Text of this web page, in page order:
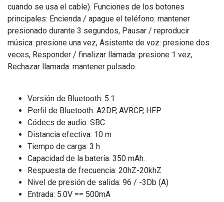
cuando se usa el cable). Funciones de los botones
principales: Encienda / apague el teléfono: mantener
presionado durante 3 segundos, Pausar / reproducir
música: presione una vez, Asistente de voz: presione dos
veces, Responder / finalizar llamada: presione 1 vez,
Rechazar llamada: mantener pulsado.
Versión de Bluetooth: 5.1
Perfil de Bluetooth: A2DP, AVRCP, HFP
Códecs de audio: SBC
Distancia efectiva: 10 m
Tiempo de carga: 3 h
Capacidad de la batería: 350 mAh.
Respuesta de frecuencia: 20hZ-20khZ
Nivel de presión de salida: 96 / -3Db (A)
Entrada: 5.0V == 500mA